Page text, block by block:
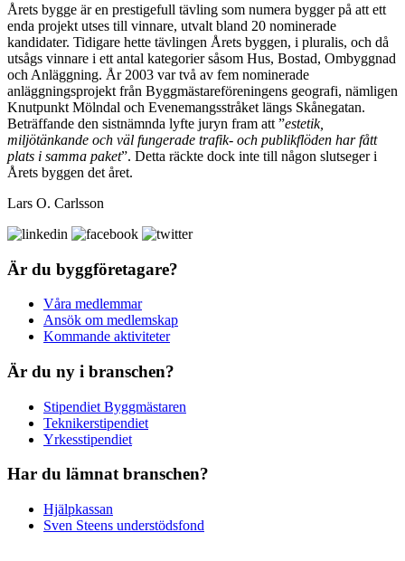
Årets bygge är en prestigefull tävling som numera bygger på att ett
enda projekt utses till vinnare, utvalt bland 20 nominerade
kandidater. Tidigare hette tävlingen Årets byggen, i pluralis, och då
utsågs vinnare i ett antal kategorier såsom Hus, Bostad, Ombyggnad
och Anläggning. År 2003 var två av fem nominerade
anläggningsprojekt från Byggmästareföreningens geografi, nämligen
Knutpunkt Mölndal och Evenemangsstråket längs Skånegatan.
Beträffande den sistnämnda lyfte juryn fram att ”estetik,
miljötänkande och väl fungerade trafik- och publikflöden har fått
plats i samma paket”. Detta räckte dock inte till någon slutseger i
Årets byggen det året.
Lars O. Carlsson
Är du byggföretagare?
Våra medlemmar
Ansök om medlemskap
Kommande aktiviteter
Är du ny i branschen?
Stipendiet Byggmästaren
Teknikerstipendiet
Yrkesstipendiet
Har du lämnat branschen?
Hjälpkassan
Sven Steens understödsfond